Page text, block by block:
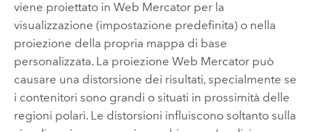
viene proiettato in Web Mercator per la
visualizzazione (impostazione predefinita) o nella
proiezione della propria mappa di base
personalizzata. La proiezione Web Mercator può
causare una distorsione dei risultati, specialmente se
i contenitori sono grandi o situati in prossimità delle
regioni polari. Le distorsioni influiscono soltanto sulla